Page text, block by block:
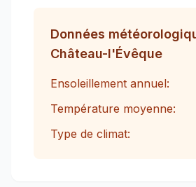
Données
Château-l'Évêque
Ensoleillement annuel:
Température moyenne:
Type de climat: